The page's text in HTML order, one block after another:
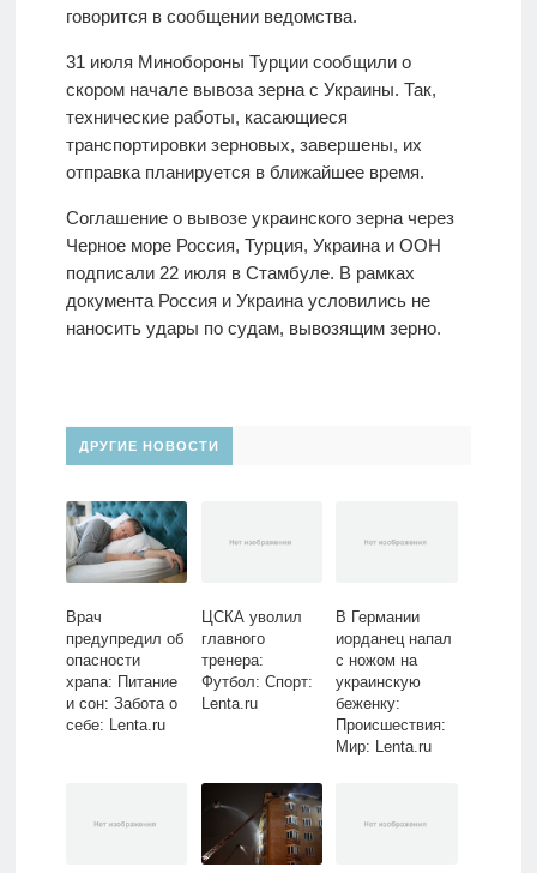
говорится в сообщении ведомства.
31 июля Минобороны Турции сообщили о
скором начале вывоза зерна с Украины. Так,
технические работы, касающиеся
транспортировки зерновых, завершены, их
отправка планируется в ближайшее время.
Соглашение о вывозе украинского зерна через
Черное море Россия, Турция, Украина и ООН
подписали 22 июля в Стамбуле. В рамках
документа Россия и Украина условились не
наносить удары по судам, вывозящим зерно.
ДРУГИЕ НОВОСТИ
Врач
предупредил об
опасности
храпа: Питание
и сон: Забота о
себе: Lenta.ru
ЦСКА уволил
главного
тренера:
Футбол: Спорт:
Lenta.ru
В Германии
иорданец напал
с ножом на
украинскую
беженку:
Происшествия:
Мир: Lenta.ru